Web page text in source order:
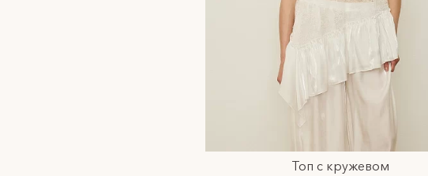
Топ с кружевом